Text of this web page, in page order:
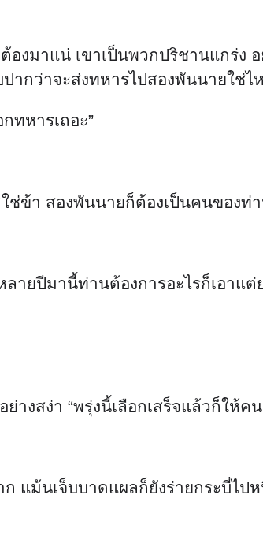
องมาแน่ เขาเป็นพวกปริชานแกร่
ากว่าจะส่งทหารไปสองพันนายใช่ไ
ทหารเถอะ”
ช่ข้า สองพันนายก็ต้องเป็นคนของท่า
ยปีมานี้ท่านต้องการอะไรก็เอาแต่
งสง่า “พรุ่งนี้เลือกเสร็จแล้วก็ให้ค
แม้นเจ็บบาดแผลก็ยังร่ายกระบี่ไป